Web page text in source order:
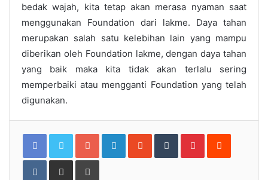
bedak wajah, kita tetap akan merasa nyaman saat
menggunakan Foundation dari lakme. Daya tahan
merupakan salah satu kelebihan lain yang mampu
diberikan oleh Foundation lakme, dengan daya tahan
yang baik maka kita tidak akan terlalu sering
memperbaiki atau mengganti Foundation yang telah
digunakan.
Google+LinkedInStumbleUpon
TumblrPinterestReddit
VKontakteShare
Email
Print